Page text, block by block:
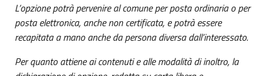
L’opzione potrà pervenire al comune per posta ordinaria o per
posta elettronica, anche non certificata, e potrà essere
recapitata a mano anche da persona diversa dall’interessato.
Per quanto attiene ai contenuti e alle modalità di inoltro, la